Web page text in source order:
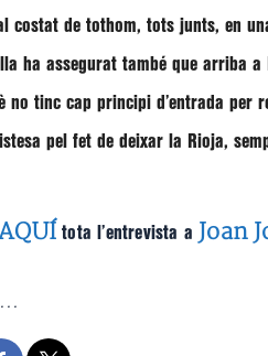
costat de tothom, tots junts, en
ha assegurat també que arriba
no tinc cap principi d’entrada per
pel fet de deixar la Rioja,
tota l’entrevista a Joan